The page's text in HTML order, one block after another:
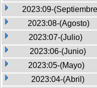
2023:09-
2023:08-(Agosto)
2023:07-(Julio)
2023:06-(Junio)
2023:05-(Mayo)
2023:04-(Abril)